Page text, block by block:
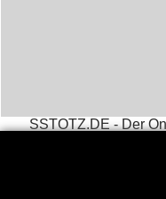
SSTOTZ.DE - Der